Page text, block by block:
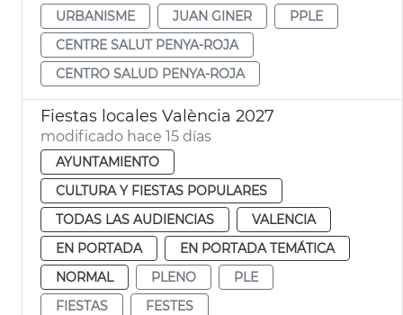
URBANISME
JUAN GINER
PPLE
CENTRE SALUT PENYA-ROJA
CENTRO SALUD PENYA-ROJA
Fiestas locales València 2027
modificado hace 15 días
AYUNTAMIENTO
CULTURA Y FIESTAS POPULARES
TODAS LAS AUDIENCIAS
VALENCIA
EN PORTADA
EN PORTADA TEMÁTICA
NORMAL
PLENO
PLE
FIESTAS
FESTES